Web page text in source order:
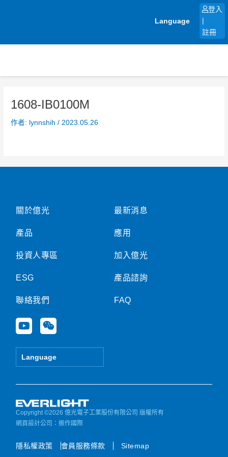
Language
登入
註冊
1608-IB0100M
作者: lynnshih/ 2023.05.26
關於億光
產品
投資人專區
ESG
聯絡我們
Y
o
u
e
W
e
i
Language
最新消息
應用
加入億光
產品諮詢
FAQ
Copyright ©2026 億光電子工業股份有限公司 版權所有
網頁設計公司 ：振作國際
隱私權政策 會員服務條款 Sitemap